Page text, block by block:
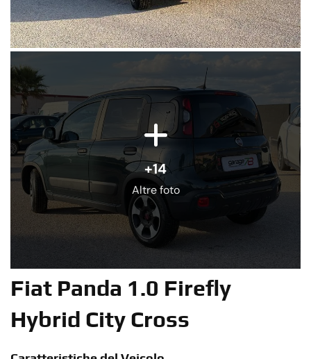
+14
Altre foto
Fiat Panda 1.0 Firefly
Hybrid City Cross